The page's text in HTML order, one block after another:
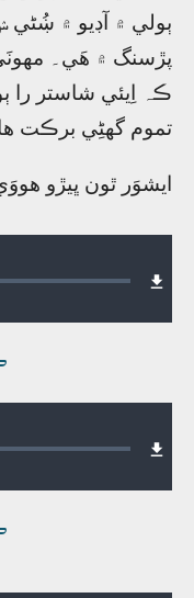
ٻولي ۾ آڊيو ۾ ښُڻي
پڙسنگ ۾ ھَي۔
ڪہ اِيئي شاستر را
تموم گھڻِي برڪت
ايشوَر ٿون ڀيڙو